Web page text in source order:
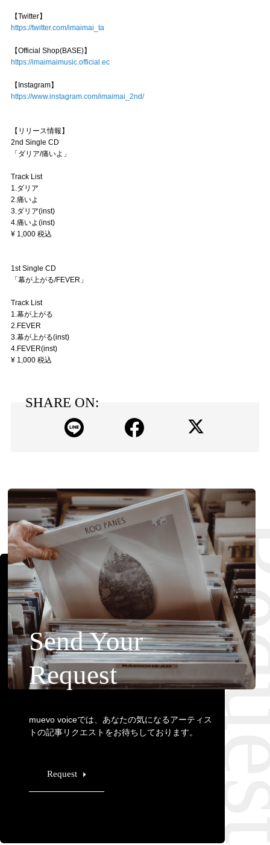
【Twitter】
https://twitter.com/imaimai_ta
【Official Shop(BASE)】
https://imaimaimusic.official.ec
【Instagram】
https://www.instagram.com/imaimai_2nd/
【リリース情報】
2nd Single CD
「ダリア/痛いよ」
Track List
1.ダリア
2.痛いよ
3.ダリア(inst)
4.痛いよ(inst)
¥ 1,000 税込
1st Single CD
「幕が上がる/FEVER」
Track List
1.幕が上がる
2.FEVER
3.幕が上がる(inst)
4.FEVER(inst)
¥ 1,000 税込
SHARE ON:
Send Your
Request
muevo voiceでは、あなたの気になるアーティス
トの記事リクエストをお待ちしております。
Request